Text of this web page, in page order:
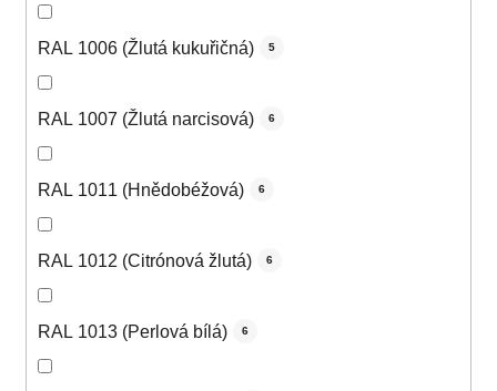
RAL 1006 (Žlutá kukuřičná) 5
RAL 1007 (Žlutá narcisová) 6
RAL 1011 (Hnědobéžová) 6
RAL 1012 (Citrónová žlutá) 6
RAL 1013 (Perlová bílá) 6